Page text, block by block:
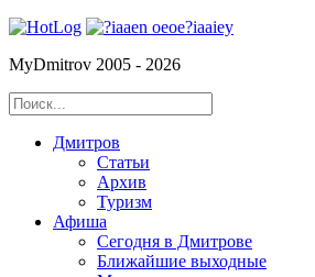
MyDmitrov 2005 - 2026
Дмитров
Статьи
Архив
Туризм
Афиша
Сегодня в Дмитрове
Ближайшие выходные